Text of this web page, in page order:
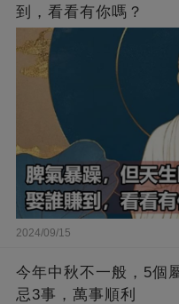
到，看看有你嗎？
2024/09/15
今年中秋不一般，5個
忌3事，萬事順利